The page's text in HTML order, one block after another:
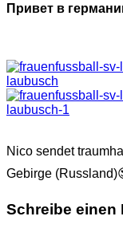
Привет в
Nico sendet
Gebirge
Schreibe einen